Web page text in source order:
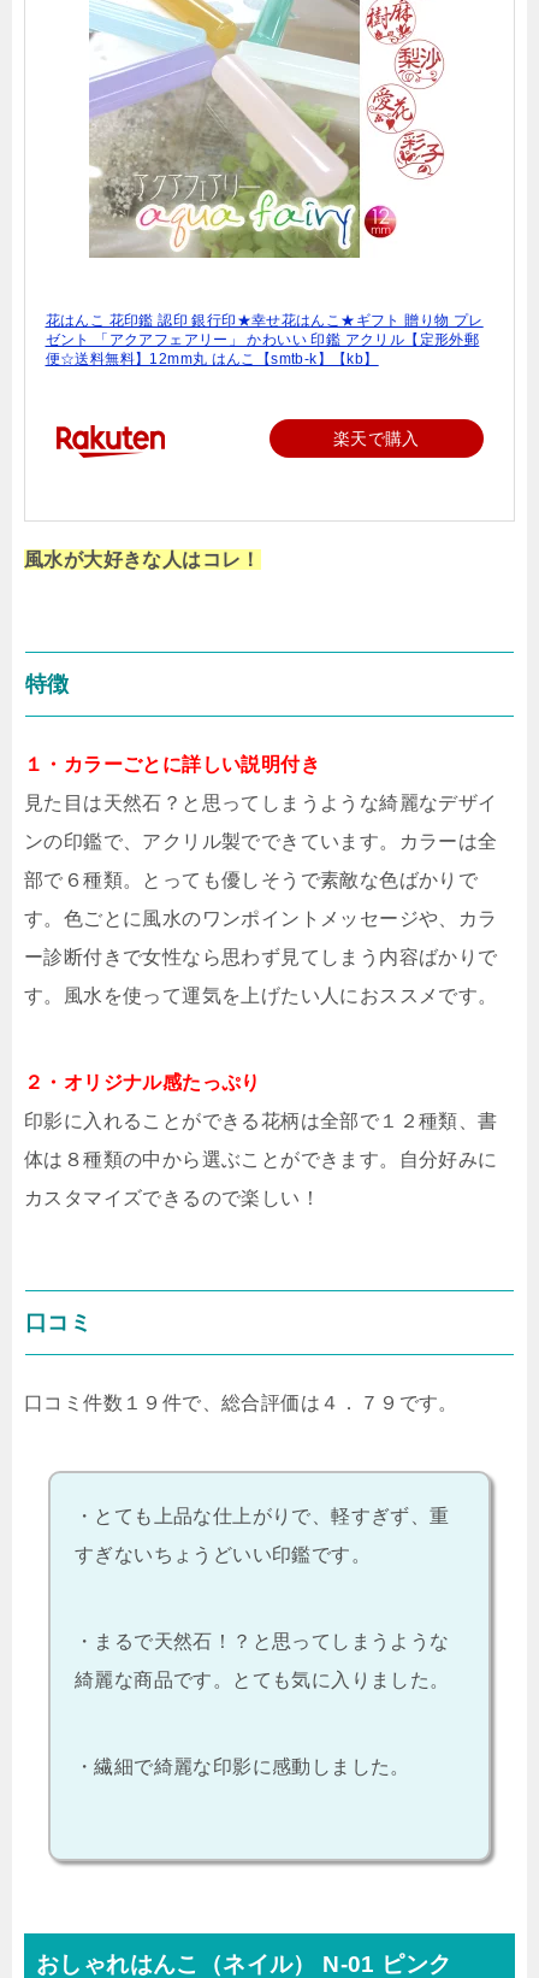
花はんこ 花印鑑 認印 銀行印★幸せ花はんこ★ギフト 贈り物 プレ
ゼント 「アクアフェアリー」 かわいい 印鑑 アクリル【定形外郵
便☆送料無料】12mm丸 はんこ【smtb-k】【kb】
楽天で購入
風水が大好きな人はコレ！
特徴
１・カラーごとに詳しい説明付き
見た目は天然石？と思ってしまうような綺麗なデザイ
ンの印鑑で、アクリル製でできています。カラーは全
部で６種類。とっても優しそうで素敵な色ばかりで
す。色ごとに風水のワンポイントメッセージや、カラ
ー診断付きで女性なら思わず見てしまう内容ばかりで
す。風水を使って運気を上げたい人におススメです。
２・オリジナル感たっぷり
印影に入れることができる花柄は全部で１２種類、書
体は８種類の中から選ぶことができます。自分好みに
カスタマイズできるので楽しい！
口コミ
口コミ件数１９件で、総合評価は４．７９です。
・とても上品な仕上がりで、軽すぎず、重
すぎないちょうどいい印鑑です。
・まるで天然石！？と思ってしまうような
綺麗な商品です。とても気に入りました。
・繊細で綺麗な印影に感動しました。
おしゃれはんこ（ネイル） N-01 ピンク